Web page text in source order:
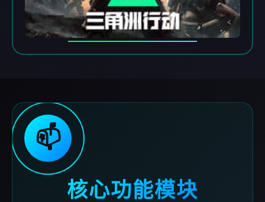
📫
核心功能模块